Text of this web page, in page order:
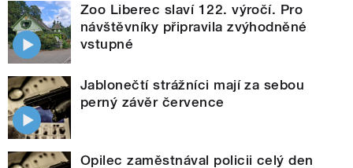
Zoo Liberec slaví 122. výročí. Pro
návštěvníky připravila zvýhodněné
vstupné
Jablonečtí strážníci mají za sebou
perný závěr července
Opilec zaměstnával policii celý den